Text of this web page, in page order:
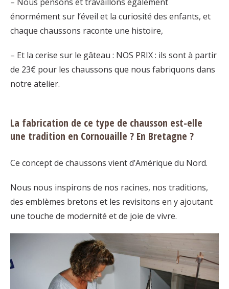
énormément sur l’éveil et la curiosité des enfants, et
chaque chaussons raconte une histoire,
– Et la cerise sur le gâteau : NOS PRIX : ils sont à partir
de 23€ pour les chaussons que nous fabriquons dans
notre atelier.
La fabrication de ce type de chausson est-elle
une tradition en Cornouaille ? En Bretagne ?
Ce concept de chaussons vient d’Amérique du Nord.
Nous nous inspirons de nos racines, nos traditions,
des emblèmes bretons et les revisitons en y ajoutant
une touche de modernité et de joie de vivre.